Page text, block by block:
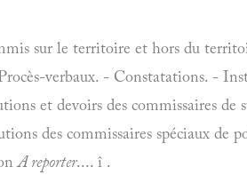
sur le territoire et hors du
verbaux. - Constatations. -
et devoirs des commissaires de
des commissaires spéciaux de
A reporter.... î .